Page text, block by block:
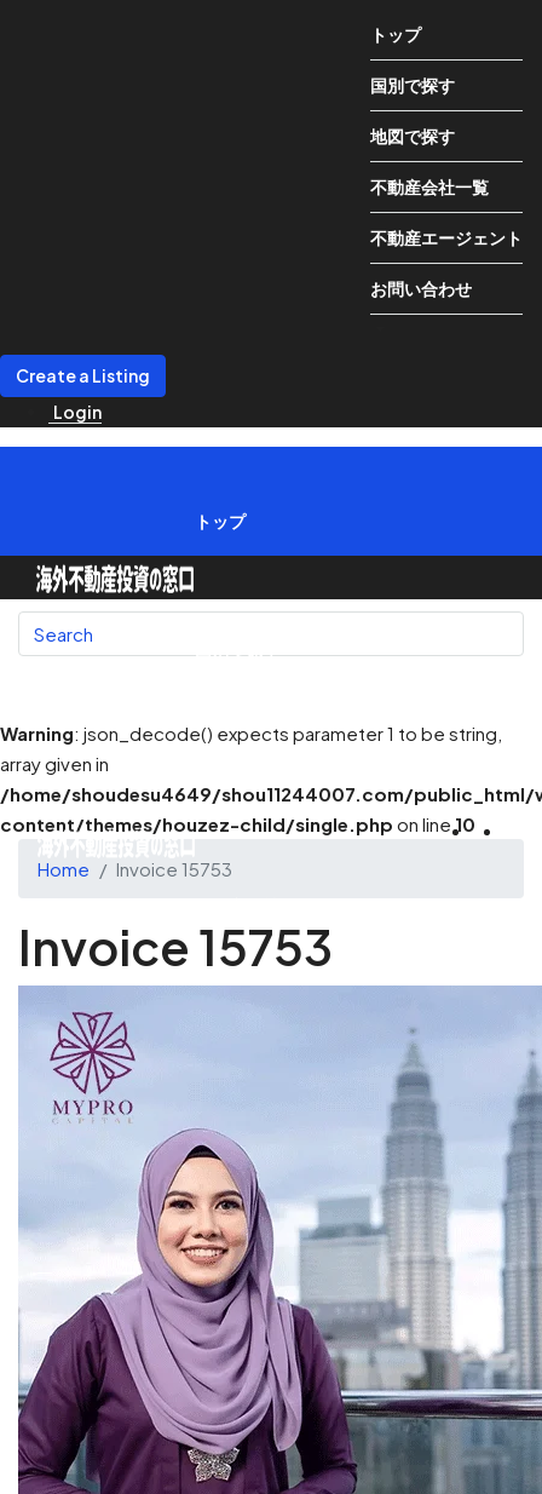
トップ
国別で探す
地図で探す
不動産会社一覧
不動産エージェント
お問い合わせ
Create a Listing
Login
トップ
お問い合わせ
Warning: json_decode() expects parameter 1 to be string,
array given in
/home/shoudesu4649/shou11244007.com/
content/themes/houzez-child/single.php on line 10
Home
Invoice 15753
Invoice 15753